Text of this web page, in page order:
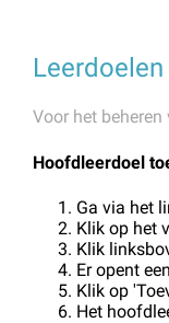
Voor het
Hoofdleerdoel
Ga via het
Klik op het
Klik
Er opent
Klik op
Het